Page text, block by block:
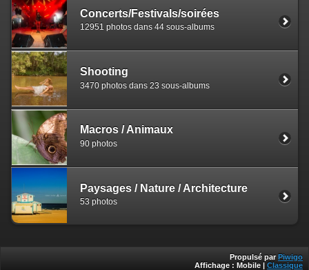
Concerts/Festivals/soirées
12951 photos dans 44 sous-albums
Shooting
3470 photos dans 23 sous-albums
Macros / Animaux
90 photos
Paysages / Nature / Architecture
53 photos
Propulsé par Piwigo
Affichage : Mobile Classique